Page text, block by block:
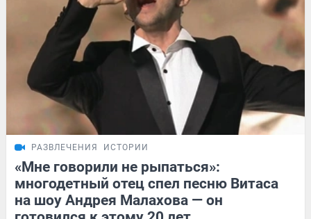
РАЗВЛЕЧЕНИЯ ИСТОРИИ
«Мне говорили не рыпаться»:
многодетный отец спел песню Витаса
на шоу Андрея Малахова — он